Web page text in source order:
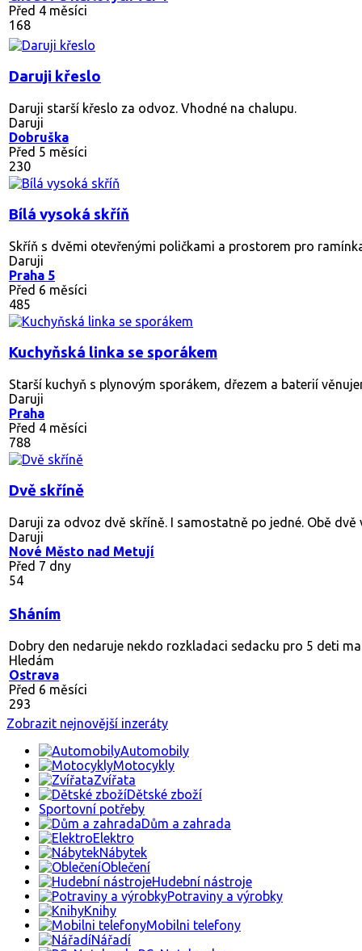
Daruji pojízdnou židli
Daruji šedou pojízdnou židli, mechanické zvedání sedáku,
Daruji
Kroměříž
Před 29 dny
Různé stoly a židle
Různé stoly a židle je u něčeho větší počet kusů ro bližší
Daruji
Chropyně
Před 5 měsíci
dřevěné skříňky do díllny/k renovaci
Nabízím 2 dřevěné skříňky vhodné do dílny, garáže nebo
Daruji
Praha 4
Před měsícem
Sháním
Dobrý den nemáte někdo menší konferenční stolek a jídelní
Hledám
Chodov u Karlových Var 1
Před 4 měsíci
168
Daruji křeslo
Daruji starší křeslo za odvoz. Vhodné na chalupu.
Dobruška
Před 5 měsíci
230
Bílá vysoká skříň
Skříň s dvěmi otevřenými poličkami a prostorem pro
Daruji
Praha 5
Před 6 měsíci
485
Kuchyňská linka se sporákem
Starší kuchyň s plynovým sporákem, dřezem a baterií
Daruji
Praha
Před 4 měsíci
788